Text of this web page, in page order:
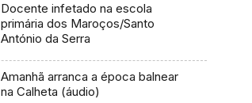
Docente infetado na escola
primária dos Maroços/Santo
António da Serra
Amanhã arranca a época balnear
na Calheta (áudio)